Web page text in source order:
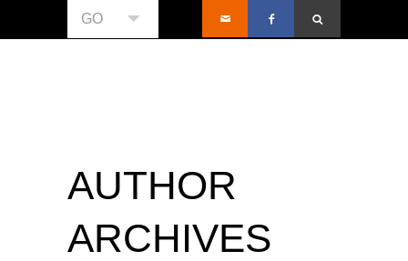
GO
AUTHOR
ARCHIVES